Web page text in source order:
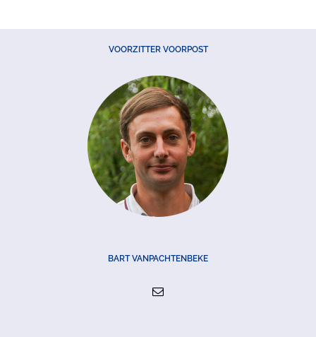
VOORZITTER VOORPOST
BART VANPACHTENBEKE